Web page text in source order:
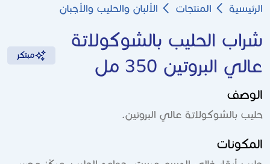
Breadcrumb
الرئيسية المنتجات الألبان والحليب والأجبان
شراب الحليب بالشوكولاتة
عالي البروتين 350 مل
مبتكر
الوصف
حليب بالشوكولاتة عالي البروتين.
المكونات